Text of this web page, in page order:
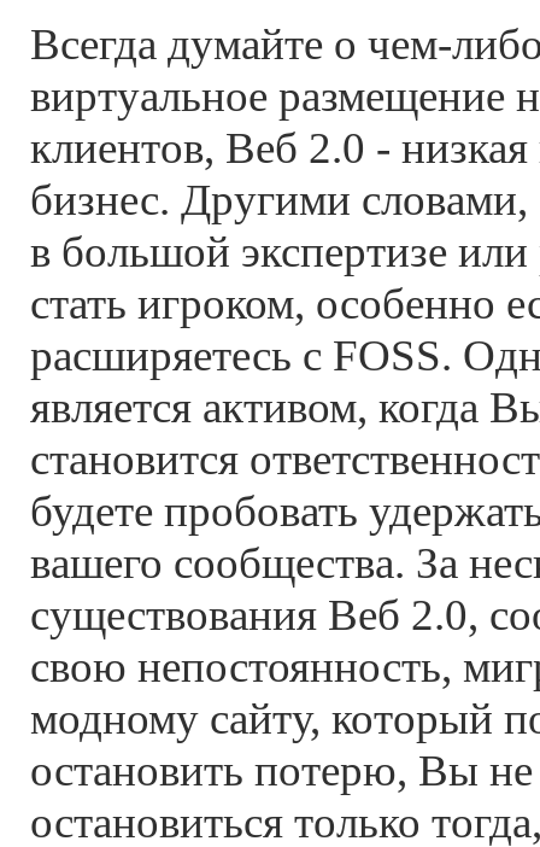
Всегда думайте о чем-
виртуальное размещение
клиентов, Веб 2.0 - низкая
бизнес. Другими
в большой экспертизе
стать игроком, особенно
расширяетесь с FOSS.
является активом, когда
становится
будете пробовать
вашего сообщества. За
существования Веб 2.0,
свою непостоянность,
модному сайту, который
остановить потерю, Вы
остановиться только